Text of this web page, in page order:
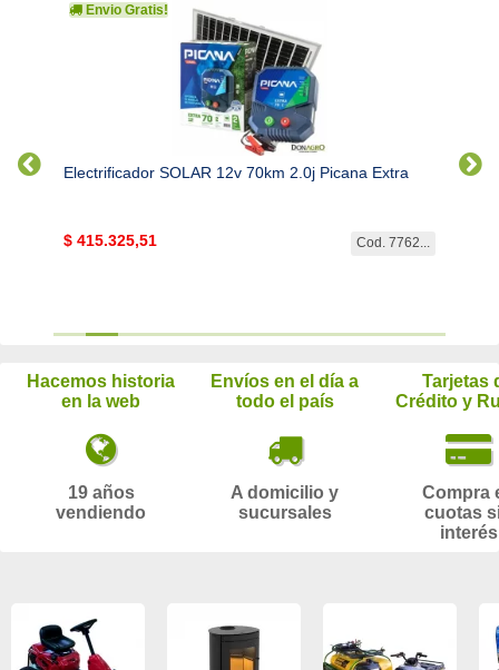
Envio Gratis!
Electrificador SOLAR 12v 70km 2.0j Picana Extra
Cod. 7762...
$ 415.325,51
Hacemos historia
en la web
19 años
vendiendo
Envíos en el día a
todo el país
A domicilio y
sucursales
Tarjetas
Crédito y
Compra
cuotas
interés